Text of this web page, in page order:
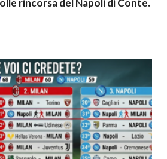
rincorsa del Napoli di Conte.